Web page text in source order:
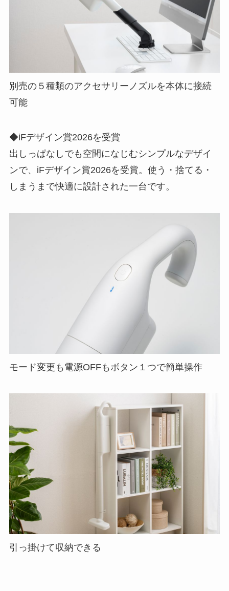
別売の５種類のアクセサリーノズルを本体に接続
可能
◆iFデザイン賞2026を受賞
出しっぱなしでも空間になじむシンプルなデザイ
ンで、iFデザイン賞2026を受賞。使う・捨てる・
しまうまで快適に設計された一台です。
モード変更も電源OFFもボタン１つで簡単操作
引っ掛けて収納できる